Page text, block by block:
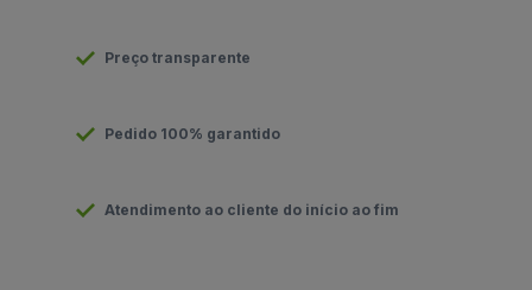
Preço transparente
Pedido 100% garantido
Atendimento ao cliente do início ao fim